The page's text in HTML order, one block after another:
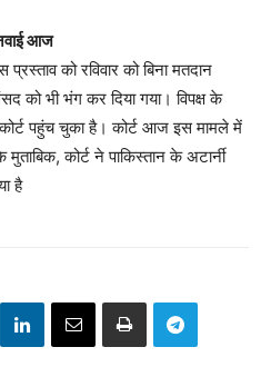
आज
को रविवार को बिना मतदान
को भी भंग कर दिया गया। विपक्ष के
पहुंच चुका है। कोर्ट आज इस मामले में
मुताबिक, कोर्ट ने पाकिस्तान के अटार्नी
है